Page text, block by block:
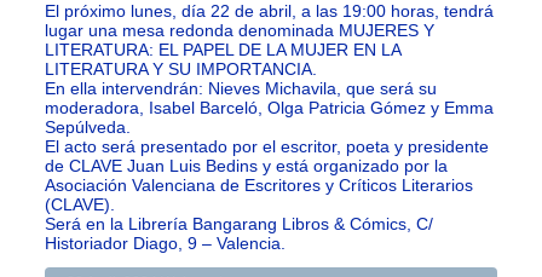
El próximo lunes, día 22 de abril, a las 19:00 horas, tendrá
lugar una mesa redonda denominada MUJERES Y
LITERATURA: EL PAPEL DE LA MUJER EN LA
LITERATURA Y SU IMPORTANCIA.
En ella intervendrán: Nieves Michavila, que será su
moderadora, Isabel Barceló, Olga Patricia Gómez y Emma
Sepúlveda.
El acto será presentado por el escritor, poeta y presidente
de CLAVE Juan Luis Bedins y está organizado por la
Asociación Valenciana de Escritores y Críticos Literarios
(CLAVE).
Será en la Librería Bangarang Libros & Cómics, C/
Historiador Diago, 9 – Valencia.